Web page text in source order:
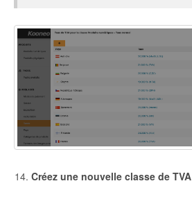
Créez une nouvelle classe de TVA